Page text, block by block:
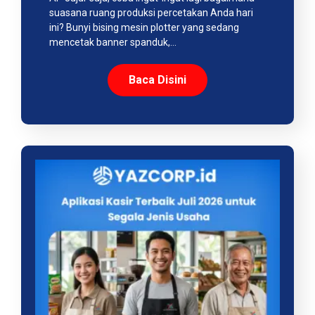
suasana ruang produksi percetakan Anda hari
ini? Bunyi bising mesin plotter yang sedang
mencetak banner spanduk,…
Baca Disini